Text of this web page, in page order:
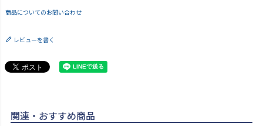
商品についてのお問い合わせ
レビューを書く
関連・おすすめ商品